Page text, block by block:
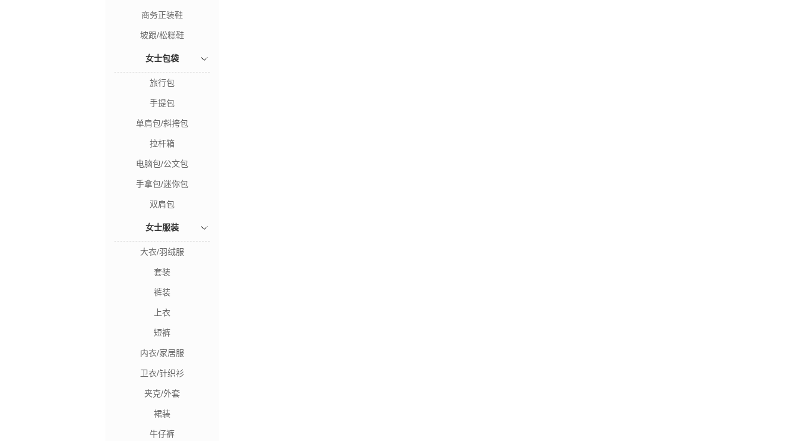
商务正装鞋
坡跟/松糕鞋
女士包袋
旅行包
手提包
单肩包/斜挎包
拉杆箱
电脑包/公文包
手拿包/迷你包
双肩包
女士服装
大衣/羽绒服
套装
裤装
上衣
短裤
内衣/家居服
卫衣/针织衫
夹克/外套
裙装
牛仔裤